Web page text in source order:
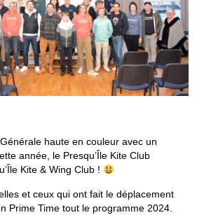
haute en couleur avec un
année, le Presqu’Île Kite Club
Kite & Wing Club !
et ceux qui ont fait le déplacement
Prime Time tout le programme 2024.